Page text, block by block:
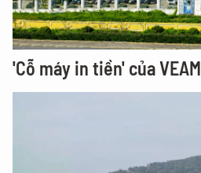
'Cỗ máy in tiền' của VEAM